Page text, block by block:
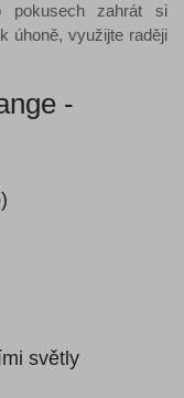
pokusech zahrát si
úhoně, využijte raději
-
světly